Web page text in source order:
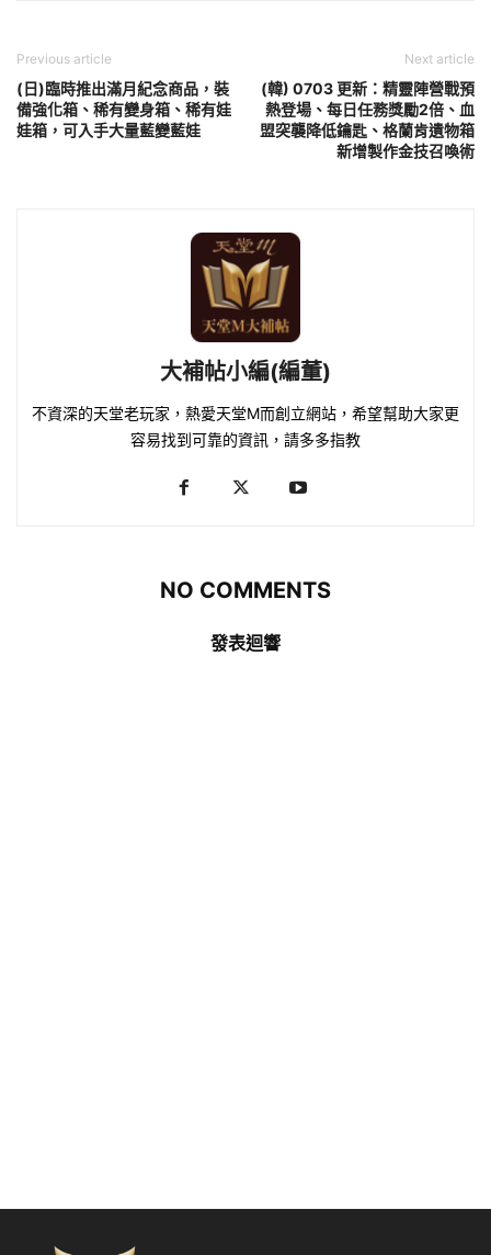
Previous article
(日)臨時推出滿月紀念商品，裝
備強化箱、稀有變身箱、稀有娃
娃箱，可入手大量藍變藍娃
Next article
(韓) 0703 更新：精靈陣營戰預
熱登場、每日任務獎勵2倍、血
盟突襲降低鑰匙、格蘭肯遺物箱
新增製作金技召喚術
大補帖小編(編董)
不資深的天堂老玩家，熱愛天堂M而創立網站，希望幫助大家更
容易找到可靠的資訊，請多多指教
NO COMMENTS
發表迴響